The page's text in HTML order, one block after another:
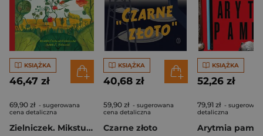
KSIĄŻKA
46,47 zł
69,90 zł - sugerowana
cena detaliczna
Zielniczek. Mikstury z natury dla małych i dużych
KSIĄŻKA
40,68 zł
59,90 zł - sugerowana
cena detaliczna
Czarne złoto
KSIĄŻKA
52,26 zł
79,91 zł -
detaliczna
Arytmia